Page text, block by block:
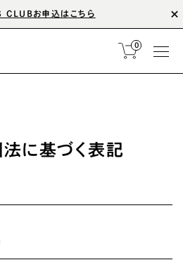
CLUBお申込はこちら
0
に基づく表記